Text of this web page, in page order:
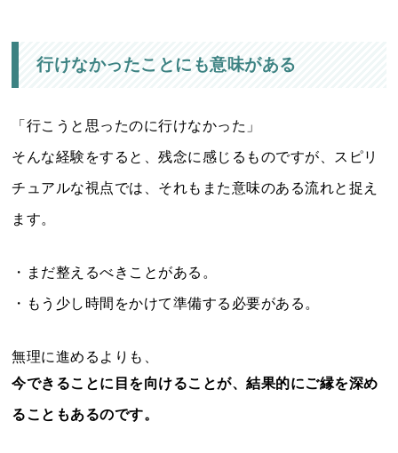
行けなかったことにも意味がある
「行こうと思ったのに行けなかった」
そんな経験をすると、残念に感じるものですが、スピリ
チュアルな視点では、それもまた意味のある流れと捉え
ます。
・まだ整えるべきことがある。
・もう少し時間をかけて準備する必要がある。
無理に進めるよりも、
今できることに目を向けることが、結果的にご縁を深め
ることもあるのです。